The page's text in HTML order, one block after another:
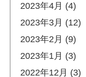
2023年4月 (4)
2023年3月 (12)
2023年2月 (9)
2023年1月 (3)
2022年12月 (3)